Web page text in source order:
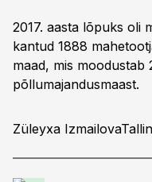
2017. aasta lõpuks oli
kantud 1888
maad, mis moodustab
põllumajandusmaast.
Züleyxa